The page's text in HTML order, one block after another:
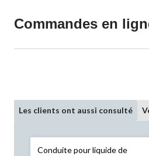
Commandes en
Les clients ont aussi consulté
Conduite pour liquide de